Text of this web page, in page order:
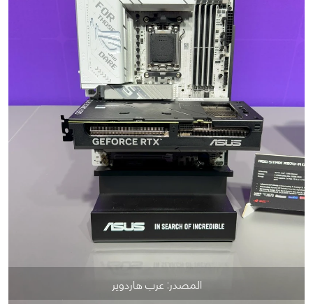
المصدر: عرب هاردوير